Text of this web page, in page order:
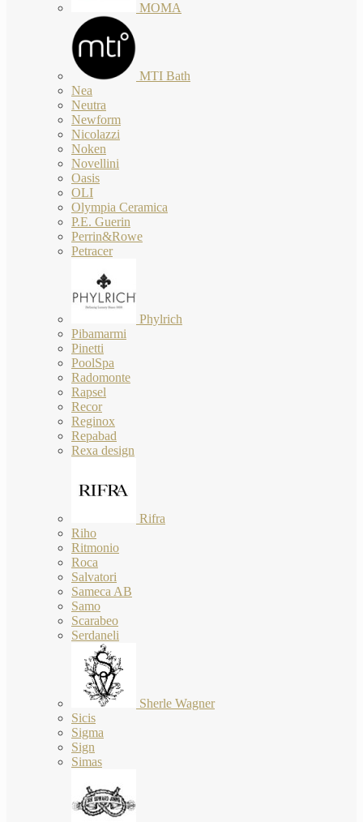
MOMA
MTI Bath
Nea
Neutra
Newform
Nicolazzi
Noken
Novellini
Oasis
OLI
Olympia Ceramica
P.E. Guerin
Perrin&Rowe
Petracer
Phylrich
Pibamarmi
Pinetti
PoolSpa
Radomonte
Rapsel
Recor
Reginox
Repabad
Rexa design
Rifra
Riho
Ritmonio
Roca
Salvatori
Sameca AB
Samo
Scarabeo
Serdaneli
Sherle Wagner
Sicis
Sigma
Sign
Simas